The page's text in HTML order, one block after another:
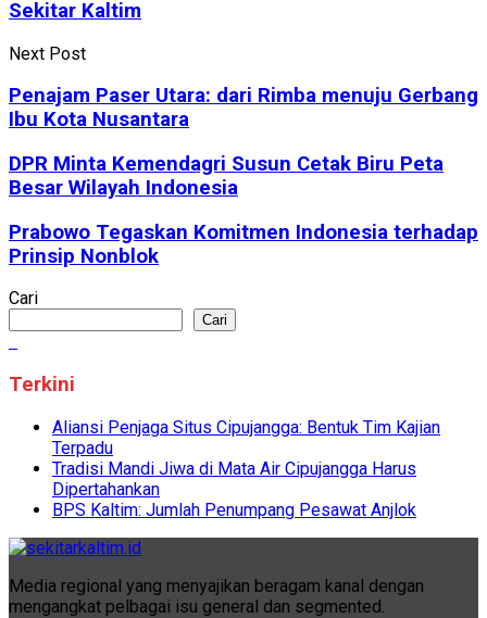
Sekitar Kaltim
Next Post
Penajam Paser Utara: dari Rimba menuju Gerbang
Ibu Kota Nusantara
DPR Minta Kemendagri Susun Cetak Biru Peta
Besar Wilayah Indonesia
Prabowo Tegaskan Komitmen Indonesia terhadap
Prinsip Nonblok
Cari
Cari
Terkini
Aliansi Penjaga Situs Cipujangga: Bentuk Tim Kajian
Terpadu
Tradisi Mandi Jiwa di Mata Air Cipujangga Harus
Dipertahankan
BPS Kaltim: Jumlah Penumpang Pesawat Anjlok
Media regional yang menyajikan beragam kanal dengan
mengangkat pelbagai isu general dan segmented.